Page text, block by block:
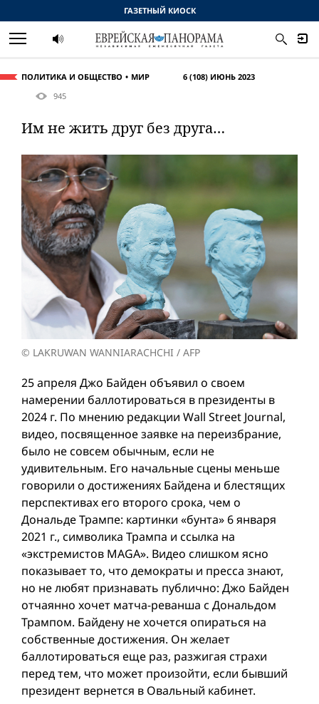
ПОЛИТИКА И ОБЩЕСТВО МИР
6 (108) ИЮНЬ 2023
945
Им не жить друг без друга…
© LAKRUWAN WANNIARACHCHI / AFP
25 апреля Джо Байден объявил о своем
намерении баллотироваться в президенты в
2024 г. По мнению редакции Wall Street Journal,
видео, посвященное заявке на переизбрание,
было не совсем обычным, если не
удивительным. Его начальные сцены меньше
говорили о достижениях Байдена и блестящих
перспективах его второго срока, чем о
Дональде Трампе: картинки «бунта» 6 января
2021 г., символика Трампа и ссылка на
«экстремистов MAGA». Видео слишком ясно
показывает то, что демократы и пресса знают,
но не любят признавать публично: Джо Байден
отчаянно хочет матча-реванша с Дональдом
Трампом. Байденy не хочется опираться на
собственные достижения. Он желает
баллотироваться еще раз, разжигая страхи
перед тем, что может произойти, если бывший
президент вернется в Овальный кабинет.
ГАЗЕТНЫЙ КИОСК